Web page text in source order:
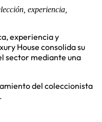
experiencia,
experiencia y
House consolida su
sector mediante una
del coleccionista